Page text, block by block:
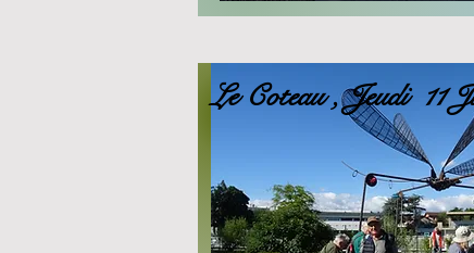
Le Coteau , Jeudi 11